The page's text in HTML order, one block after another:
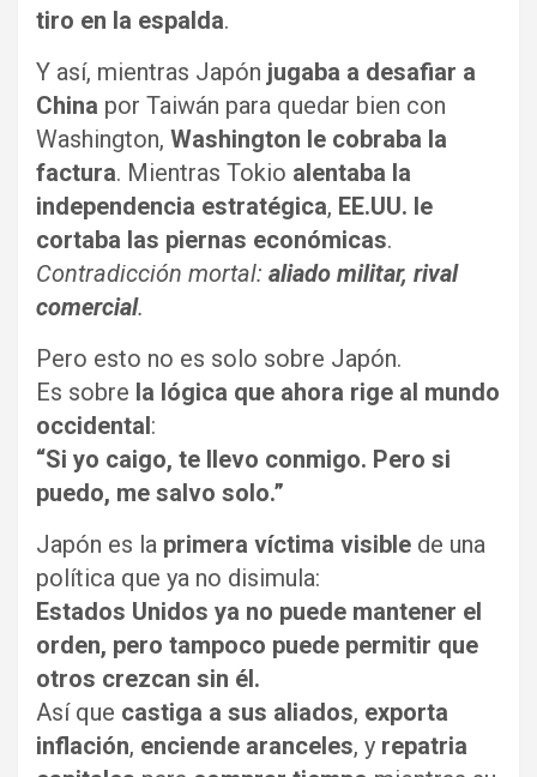
tiro en la espalda.
Y así, mientras Japón jugaba a desafiar a
China por Taiwán para quedar bien con
Washington, Washington le cobraba la
factura. Mientras Tokio alentaba la
independencia estratégica, EE.UU. le
cortaba las piernas económicas.
Contradicción mortal: aliado militar, rival
comercial.
Pero esto no es solo sobre Japón.
Es sobre la lógica que ahora rige al mundo
occidental:
“Si yo caigo, te llevo conmigo. Pero si
puedo, me salvo solo.”
Japón es la primera víctima visible de una
política que ya no disimula:
Estados Unidos ya no puede mantener el
orden, pero tampoco puede permitir que
otros crezcan sin él.
Así que castiga a sus aliados, exporta
inflación, enciende aranceles, y repatria